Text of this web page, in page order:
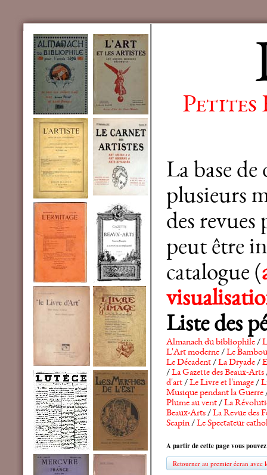
Petites
La base
plusieurs
des revues
peut être
catalogue (
Liste des
Almanach du bibliophile/
L'Art moderne/Le Bambou
Le Décadent/La Dryade/
/La Gazette des Beaux-Arts
d'art/Le Livre et l'image/
Musique pendant la Guerre
Plume au vent/La
Beaux-Arts/La Revue des
Scapin/Le Spectateur
A partir de cette page vous
Retourner au premier écran avec